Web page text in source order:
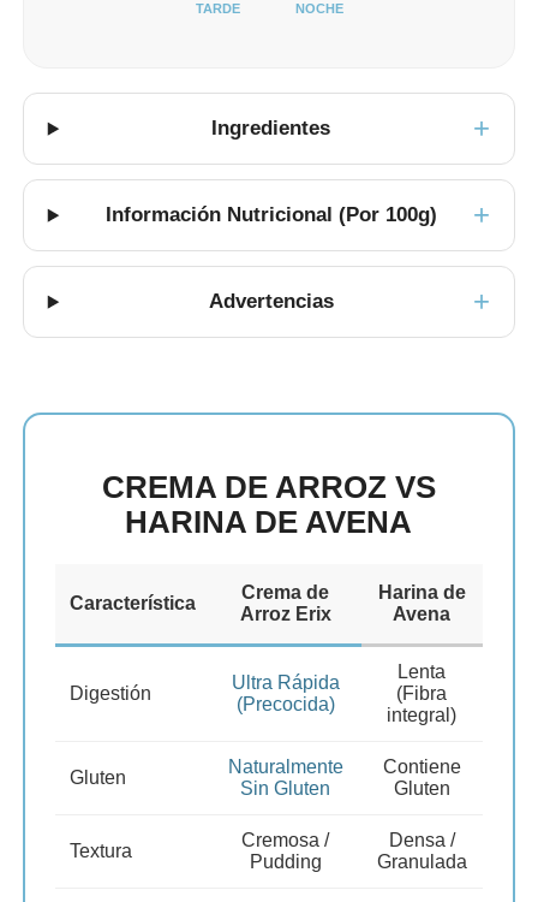
TARDE NOCHE
Ingredientes
Información Nutricional (Por 100g)
Advertencias
CREMA DE ARROZ VS
HARINA DE AVENA
Característica
Crema de
Arroz Erix
Harina de
Avena
Digestión
Ultra Rápida
(Precocida)
Lenta
(Fibra
integral)
Gluten
Naturalmente
Sin Gluten
Contiene
Gluten
Textura
Cremosa /
Pudding
Densa /
Granulada